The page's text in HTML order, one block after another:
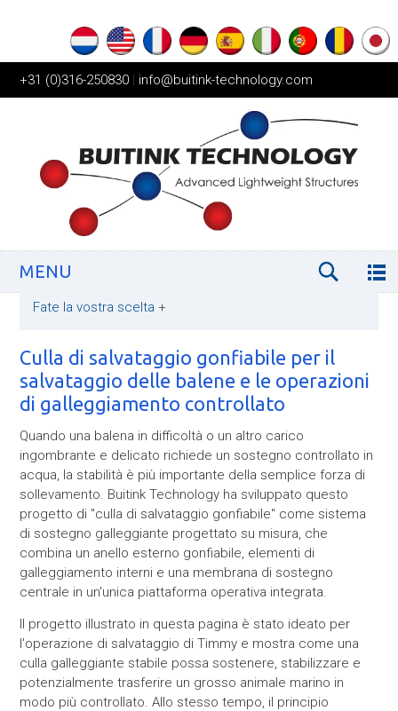
+31 (0)316-250830 | info@buitink-technology.com
MENU
Fate la vostra scelta +
Culla di salvataggio gonfiabile per il
salvataggio delle balene e le operazioni
di galleggiamento controllato
Quando una balena in difficoltà o un altro carico
ingombrante e delicato richiede un sostegno controllato in
acqua, la stabilità è più importante della semplice forza di
sollevamento. Buitink Technology ha sviluppato questo
progetto di "culla di salvataggio gonfiabile" come sistema
di sostegno galleggiante progettato su misura, che
combina un anello esterno gonfiabile, elementi di
galleggiamento interni e una membrana di sostegno
centrale in un'unica piattaforma operativa integrata.
Il progetto illustrato in questa pagina è stato ideato per
l'operazione di salvataggio di Timmy e mostra come una
culla galleggiante stabile possa sostenere, stabilizzare e
potenzialmente trasferire un grosso animale marino in
modo più controllato. Allo stesso tempo, il principio